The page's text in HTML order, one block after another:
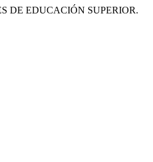
DE EDUCACIÓN SUPERIOR.